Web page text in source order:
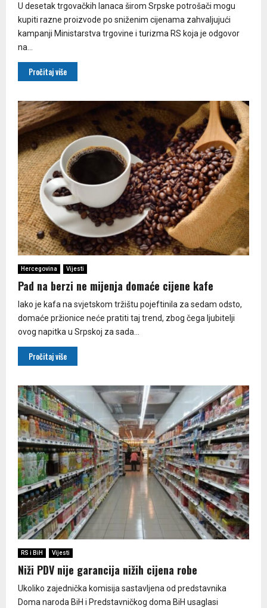
U desetak trgovačkih lanaca širom Srpske potrošači mogu
kupiti razne proizvode po sniženim cijenama zahvaljujući
kampanji Ministarstva trgovine i turizma RS koja je odgovor
na...
Pročitaj više
Hercegovina Vijesti
Pad na berzi ne mijenja domaće cijene kafe
Iako je kafa na svjetskom tržištu pojeftinila za sedam odsto,
domaće pržionice neće pratiti taj trend, zbog čega ljubitelji
ovog napitka u Srpskoj za sada...
Pročitaj više
RS i BiH Vijesti
Niži PDV nije garancija nižih cijena robe
Ukoliko zajednička komisija sastavljena od predstavnika
Doma naroda BiH i Predstavničkog doma BiH usaglasi